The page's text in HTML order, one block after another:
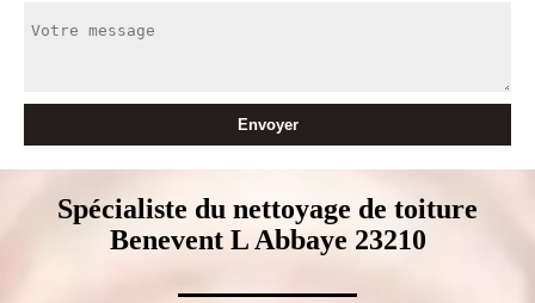
Spécialiste du nettoyage de toiture
Benevent L Abbaye 23210